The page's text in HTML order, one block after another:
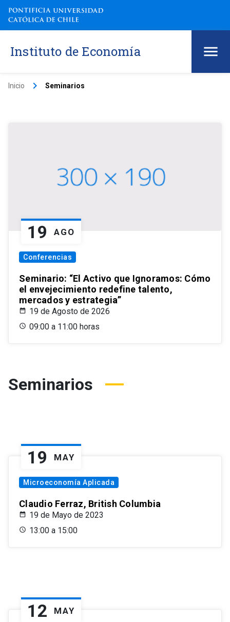
Instituto de Economía
Inicio keyboard_arrow_right Seminarios
19 AGO
Conferencias
Seminario: “El Activo que Ignoramos: Cómo
el envejecimiento redefine talento,
mercados y estrategia”
19 de Agosto de 2026
09:00 a 11:00 horas
Seminarios
19 MAY
Microeconomía Aplicada
Claudio Ferraz, British Columbia
19 de Mayo de 2023
13:00 a 15:00
12 MAY